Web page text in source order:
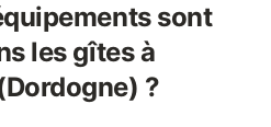
sont
les gîtes à
?